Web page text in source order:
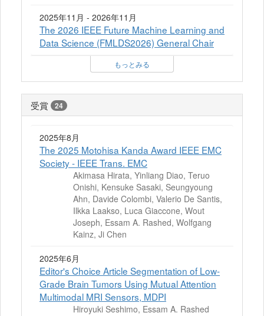
2025年11月 - 2026年11月
The 2026 IEEE Future Machine Learning and
Data Science (FMLDS2026) General Chair
もっとみる
受賞 24
2025年8月
The 2025 Motohisa Kanda Award IEEE EMC
Society - IEEE Trans. EMC
Akimasa Hirata, Yinliang Diao, Teruo
Onishi, Kensuke Sasaki, Seungyoung
Ahn, Davide Colombi, Valerio De Santis,
Ilkka Laakso, Luca Giaccone, Wout
Joseph, Essam A. Rashed, Wolfgang
Kainz, Ji Chen
2025年6月
Editor's Choice Article Segmentation of Low-
Grade Brain Tumors Using Mutual Attention
Multimodal MRI Sensors, MDPI
Hiroyuki Seshimo, Essam A. Rashed